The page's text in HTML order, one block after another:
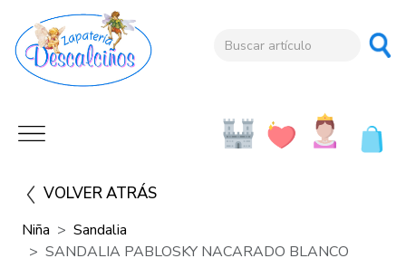
VOLVER ATRÁS
Niña
Sandalia
SANDALIA PABLOSKY NACARADO BLANCO